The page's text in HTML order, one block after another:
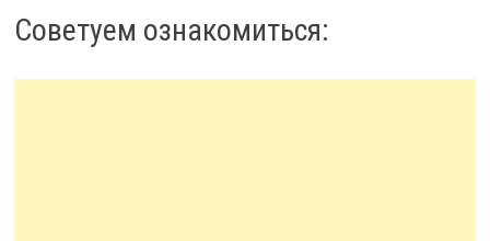
Советуем ознакомиться: